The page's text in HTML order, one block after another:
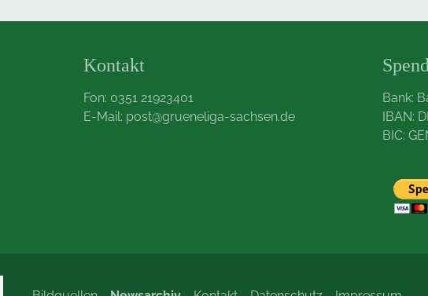
Kontakt
Fon: 0351 21923401
E-Mail: post@grueneliga-sachsen.de
Bank:
IBAN:
BIC: